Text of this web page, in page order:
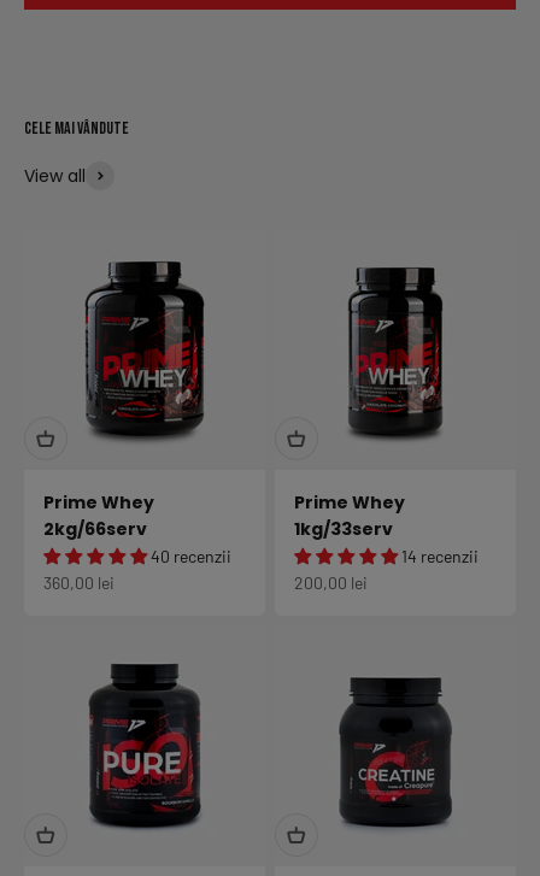
View all
Prime Whey
2kg/66serv
40 recenzii
Preț redus
360,00 lei
Prime Whey
1kg/33serv
14 recenzii
Preț redus
200,00 lei